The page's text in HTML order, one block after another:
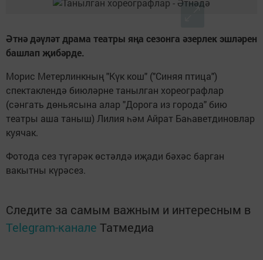
Әтнә дәүләт драма театры яңа сезонга әзерлек эшләрен
башлап җибәрде.
Морис Метерлинкның "Күк кош" ("Синяя птица")
спектаклендә биюләрне танылган хореографлар
(сәнгать дөньясына алар "Дорога из города" бию
театры аша таныш) Лилия һәм Айрат Баһаветдиновлар
куячак.
Фотода сез түгәрәк өстәлдә иҗади бәхәс барган
вакытны күрәсез.
Следите за самым важным и интересным в
Telegram-канале Татмедиа